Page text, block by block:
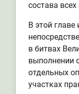
состава
В этой главе
в битвах
выполнении
отдельных
участках